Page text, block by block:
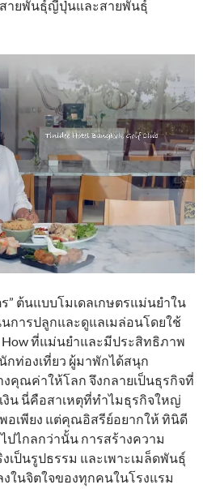
สายพันธุ์ญี่ปุ่นและสายพันธุ์
” ต้นแบบโมเดลเกษตรแม่นยำใน
การปลูกและดูแลเมล่อนโดยใช้
How ที่แม่นยำและมีประสิทธิภาพ
กท่องเที่ยว ผู้มาพักได้สนุก
คุณค่าให้โลก จึงกลายเป็นธุรกิจที่
น นี่คือสาเหตุที่ทำไมธุรกิจใหญ่
อเพียง แต่คุณอิสรีย์อยากให้ ทินิดี
ปไกลกว่านั้น การสร้างความ
เป็นรูปธรรม และเพาะเมล็ดพันธุ์
ในจิตใจของทุกคนในโรงแรม